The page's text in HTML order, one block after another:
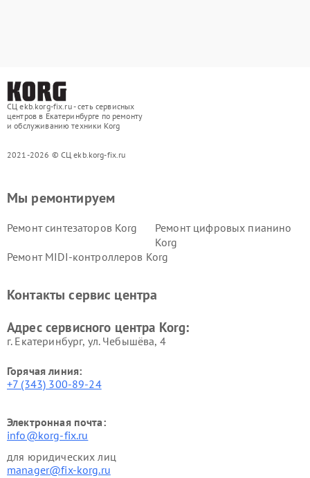
СЦ ekb.korg-fix.ru - сеть сервисных
центров в Екатеринбурге по ремонту
и обслуживанию техники Korg
2021-2026 © СЦ ekb.korg-fix.ru
Мы ремонтируем
Ремонт синтезаторов Korg
Ремонт цифровых пианино
Korg
Ремонт MIDI-контроллеров Korg
Контакты сервис центра
Адрес сервисного центра Korg:
г. Екатеринбург, ул. Чебышёва, 4
Горячая линия:
+7 (343) 300-89-24
Электронная почта:
info@korg-fix.ru
для юридических лиц
manager@fix-korg.ru